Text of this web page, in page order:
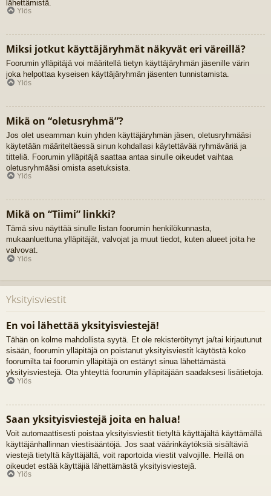
lähettämistä.
Ylös
Miksi jotkut käyttäjäryhmät näkyvät eri väreillä?
Foorumin ylläpitäjä voi määritellä tietyn käyttäjäryhmän jäsenille värin
joka helpottaa kyseisen käyttäjäryhmän jäsenten tunnistamista.
Ylös
Mikä on “oletusryhmä”?
Jos olet useamman kuin yhden käyttäjäryhmän jäsen, oletusryhmääsi
käytetään määriteltäessä sinun kohdallasi käytettävää ryhmäväriä ja
titteliä. Foorumin ylläpitäjä saattaa antaa sinulle oikeudet vaihtaa
oletusryhmääsi omista asetuksista.
Ylös
Mikä on “Tiimi” linkki?
Tämä sivu näyttää sinulle listan foorumin henkilökunnasta,
mukaanluettuna ylläpitäjät, valvojat ja muut tiedot, kuten alueet joita he
valvovat.
Ylös
Yksityisviestit
En voi lähettää yksityisviestejä!
Tähän on kolme mahdollista syytä. Et ole rekisteröitynyt ja/tai kirjautunut
sisään, foorumin ylläpitäjä on poistanut yksityisviestit käytöstä koko
foorumilta tai foorumin ylläpitäjä on estänyt sinua lähettämästä
yksityisviestejä. Ota yhteyttä foorumin ylläpitäjään saadaksesi lisätietoja.
Ylös
Saan yksityisviestejä joita en halua!
Voit automaattisesti poistaa yksityisviestit tietyltä käyttäjältä käyttämällä
käyttäjänhallinnan viestisääntöjä. Jos saat väärinkäytöksiä sisältäviä
viestejä tietyltä käyttäjältä, voit raportoida viestit valvojille. Heillä on
oikeudet estää käyttäjiä lähettämästä yksityisviestejä.
Ylös